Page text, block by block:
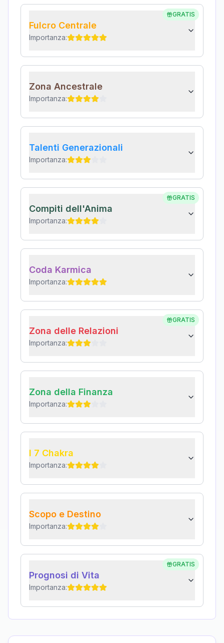
GRATIS
Fulcro Centrale
Importanza:
Zona Ancestrale
Importanza:
Talenti Generazionali
Importanza:
GRATIS
Compiti dell'Anima
Importanza:
Coda Karmica
Importanza:
GRATIS
Zona delle Relazioni
Importanza:
Zona della Finanza
Importanza:
I 7 Chakra
Importanza:
Scopo e Destino
Importanza:
GRATIS
Prognosi di Vita
Importanza: